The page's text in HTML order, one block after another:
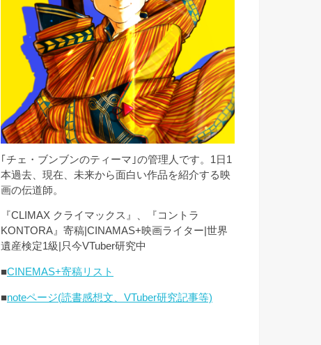
｢チェ・ブンブンのティーマ｣の管理人です。1日1
本過去、現在、未来から面白い作品を紹介する映
画の伝道師。
『CLIMAX クライマックス』、『コントラ
KONTORA』寄稿|CINAMAS+映画ライター|世界
遺産検定1級|只今VTuber研究中
■CINEMAS+寄稿リスト
■noteページ(読書感想文、VTuber研究記事等)